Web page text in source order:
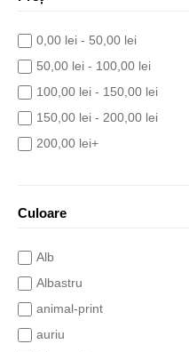
0,00 lei - 50,00 lei
50,00 lei - 100,00 lei
100,00 lei - 150,00 lei
150,00 lei - 200,00 lei
200,00 lei+
Culoare
Alb
Albastru
animal-print
auriu